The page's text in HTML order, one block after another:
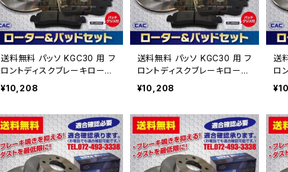
送料無料 パッソ KGC30 用 フ
ロントディスクブレーキロータ.
パッドセット PA492 （ＣＡ
Ｃ）/専用グリス付車体番号必
¥10,208
送料無料 パッソ KGC30 用 フ
ロントディスクブレーキロータ.
パッドセット PA492 （ＣＡ
Ｃ）/専用グリス付車体番号必
¥10,208
送
ロ
パ
Ｃ